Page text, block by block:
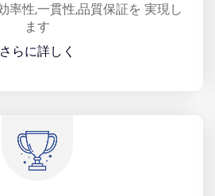
率性,一貫性,品質保証を 実現し
ます
さらに詳しく